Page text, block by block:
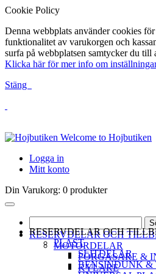
Cookie Policy
Denna webbplats använder cookies
funktionalitet av varukorgen och
surfa på webbplatsen samtycker du till
Klicka här för mer info om
Stäng
Welcome to Hojbutiken
Logga in
Mitt konto
Din Varukorg: 0 produkter
RESERVDELAR OCH
MOTORDELAR
FÖRGASARE &
KYLARE
RESERVDELAR OCH
PLAST
SLITDELAR
BENSINDUNK